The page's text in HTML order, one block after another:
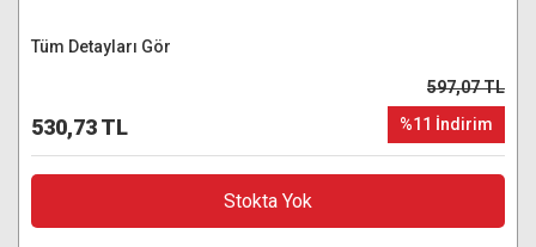
Tüm Detayları Gör
530,73 TL
597,07 TL
%11 İndirim
Stokta Yok